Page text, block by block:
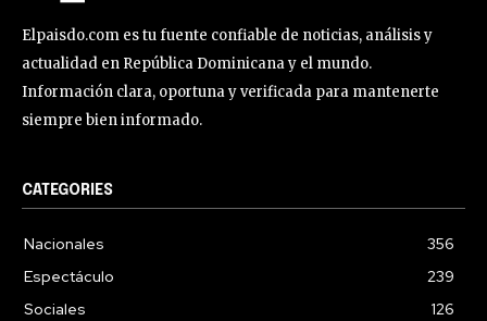
Elpaisdo.com es tu fuente confiable de noticias, análisis y
actualidad en República Dominicana y el mundo.
Información clara, oportuna y verificada para mantenerte
siempre bien informado.
CATEGORIES
Nacionales
356
Espectáculo
239
Sociales
126